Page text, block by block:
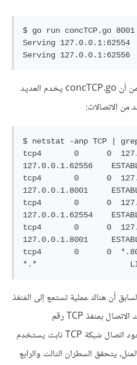
$ go run concTCP.go 8001
Serving 127.0.0.1:62554
التحقق من أن concTCP.go يخدم العديد
$ netstat -anp TCP |
tcp4       0      0
127.0.0.1.62556
tcp4       0      0
127.0.0.1.8001
tcp4       0      0
127.0.0.1.62554
tcp4       0      0
127.0.0.1.8001
tcp4       0      0
أن هناك عملية تستمع إلى المَنفذ
8001، مما يعني أنه لا يزال بإمكانك الاتصال بمنفذ TCP رقم
8001. يتحقق أول سطرين من وجود اتصال شبكة TCP ثابت يستخدم
8001 و 62556. وبالمثل، يتحقق السطران الثالث والرابع